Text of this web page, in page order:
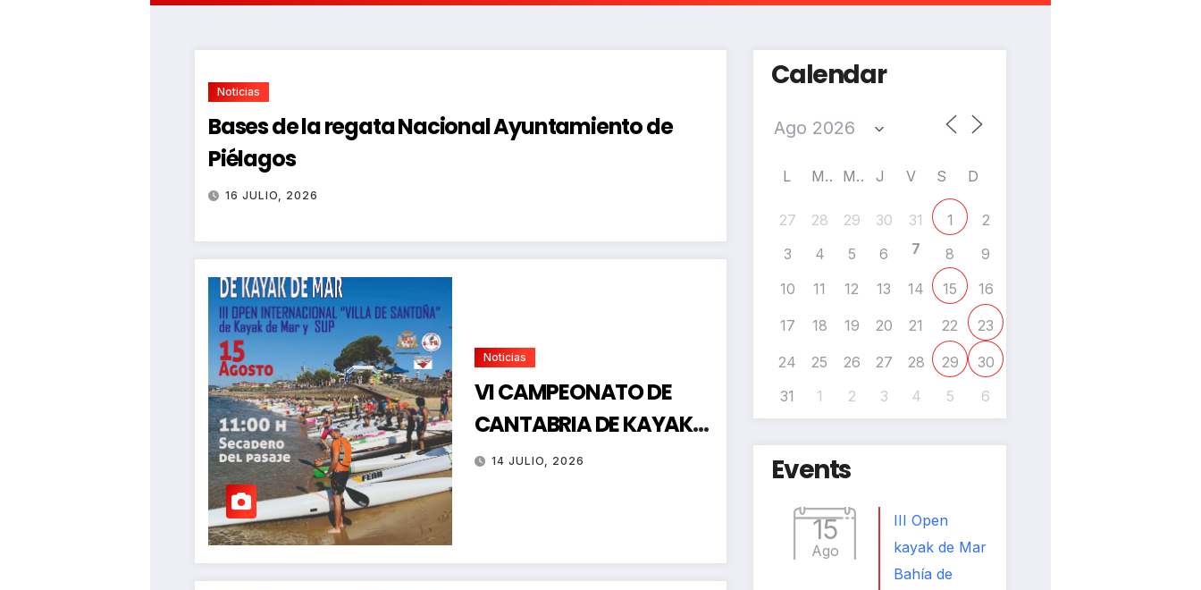
Noticias
Bases de la regata Nacional Ayuntamiento de
Piélagos
16 JULIO, 2026
Noticias
VI CAMPEONATO DE
CANTABRIA DE KAYAK
DE MAR
14 JULIO, 2026
Calendar
L M M J V S D
27 28 29 30 31 1
2
3
4 5 6 7 8
9
10
11 12 13 14 15 16
17 18 19 20 21 22 23
24 25 26 27 28 29
30
31
1 2 3 4 5 6
Events
15
Ago
III Open
kayak de Mar
Bahía de